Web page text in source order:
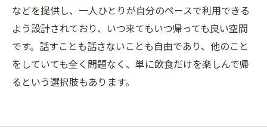
などを提供し、一人ひとりが自分のペースで利用できる
よう設計されており、いつ来てもいつ帰っても良い空間
です。話すことも話さないことも自由であり、他のこと
をしていても全く問題なく、単に飲食だけを楽しんで帰
るという選択肢もあります。